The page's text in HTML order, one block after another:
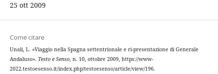
25 ott 2009
Come citare
Unali, L. «Viaggio nella Spagna settentrionale e ri-presentazione di Generale
Andaluso». Testo e Senso, n. 10, ottobre 2009, https://www-
2022.testoesenso.it/index.php/testoesenso/article/view/196.